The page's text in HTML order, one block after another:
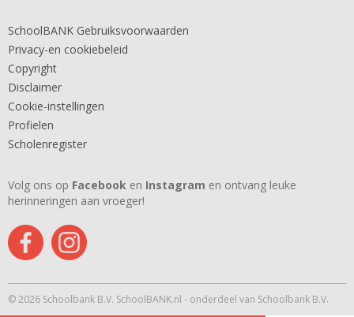
SchoolBANK Gebruiksvoorwaarden
Privacy-en cookiebeleid
Copyright
Disclaimer
Cookie-instellingen
Profielen
Scholenregister
Volg ons op Facebook en Instagram en ontvang leuke
herinneringen aan vroeger!
© 2026 Schoolbank B.V. SchoolBANK.nl - onderdeel van Schoolbank B.V.